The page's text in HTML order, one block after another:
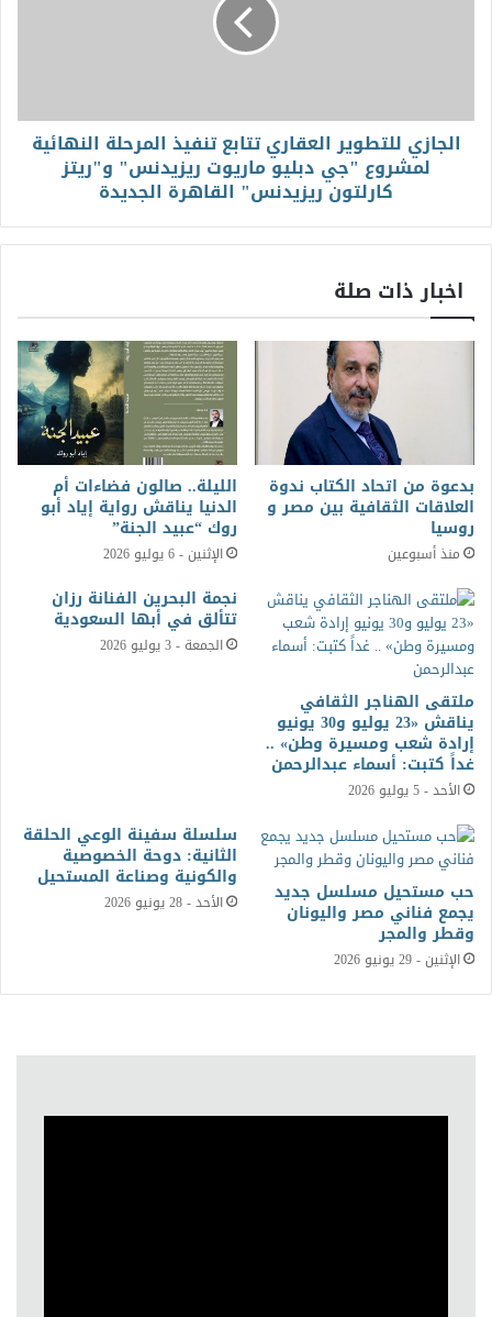
الجازي للتطوير العقاري تتابع تنفيذ المرحلة النهائية
لمشروع "جي دبليو ماريوت ريزيدنس" و"ريتز
كارلتون ريزيدنس" القاهرة الجديدة
اخبار ذات صلة
بدعوة من اتحاد الكتاب ندوة
العلاقات الثقافية بين مصر و
روسيا
منذ أسبوعين
الليلة.. صالون فضاءات أم
الدنيا يناقش رواية إياد أبو
روك “عبيد الجنة”
الإثنين - 6 يوليو 2026
ملتقى الهناجر الثقافي
يناقش «23 يوليو و30 يونيو
إرادة شعب ومسيرة وطن» ..
غداً كتبت: أسماء عبدالرحمن
الأحد - 5 يوليو 2026
نجمة البحرين الفنانة رزان
تتألق في أبها السعودية
الجمعة - 3 يوليو 2026
حب مستحيل مسلسل جديد
يجمع فناني مصر واليونان
وقطر والمجر
الإثنين - 29 يونيو 2026
سلسلة سفينة الوعي الحلقة
الثانية: دوحة الخصوصية
والكونية وصناعة المستحيل
الأحد - 28 يونيو 2026